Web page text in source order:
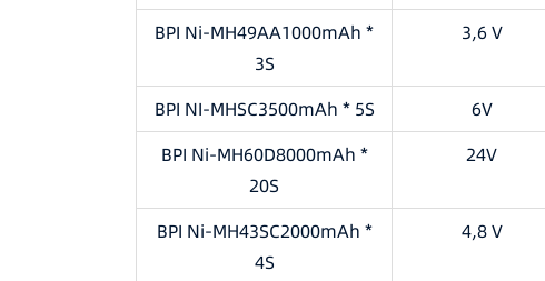
BPI Ni-MH49AA1000mAh *
3S
3,6 V
BPI NI-MHSC3500mAh * 5S 6V
BPI Ni-MH60D8000mAh *
20S
24V
BPI Ni-MH43SC2000mAh *
4S
4,8 V